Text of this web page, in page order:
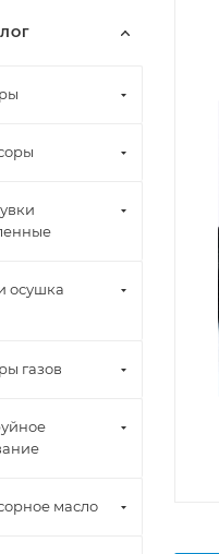
осушка
газов
масло